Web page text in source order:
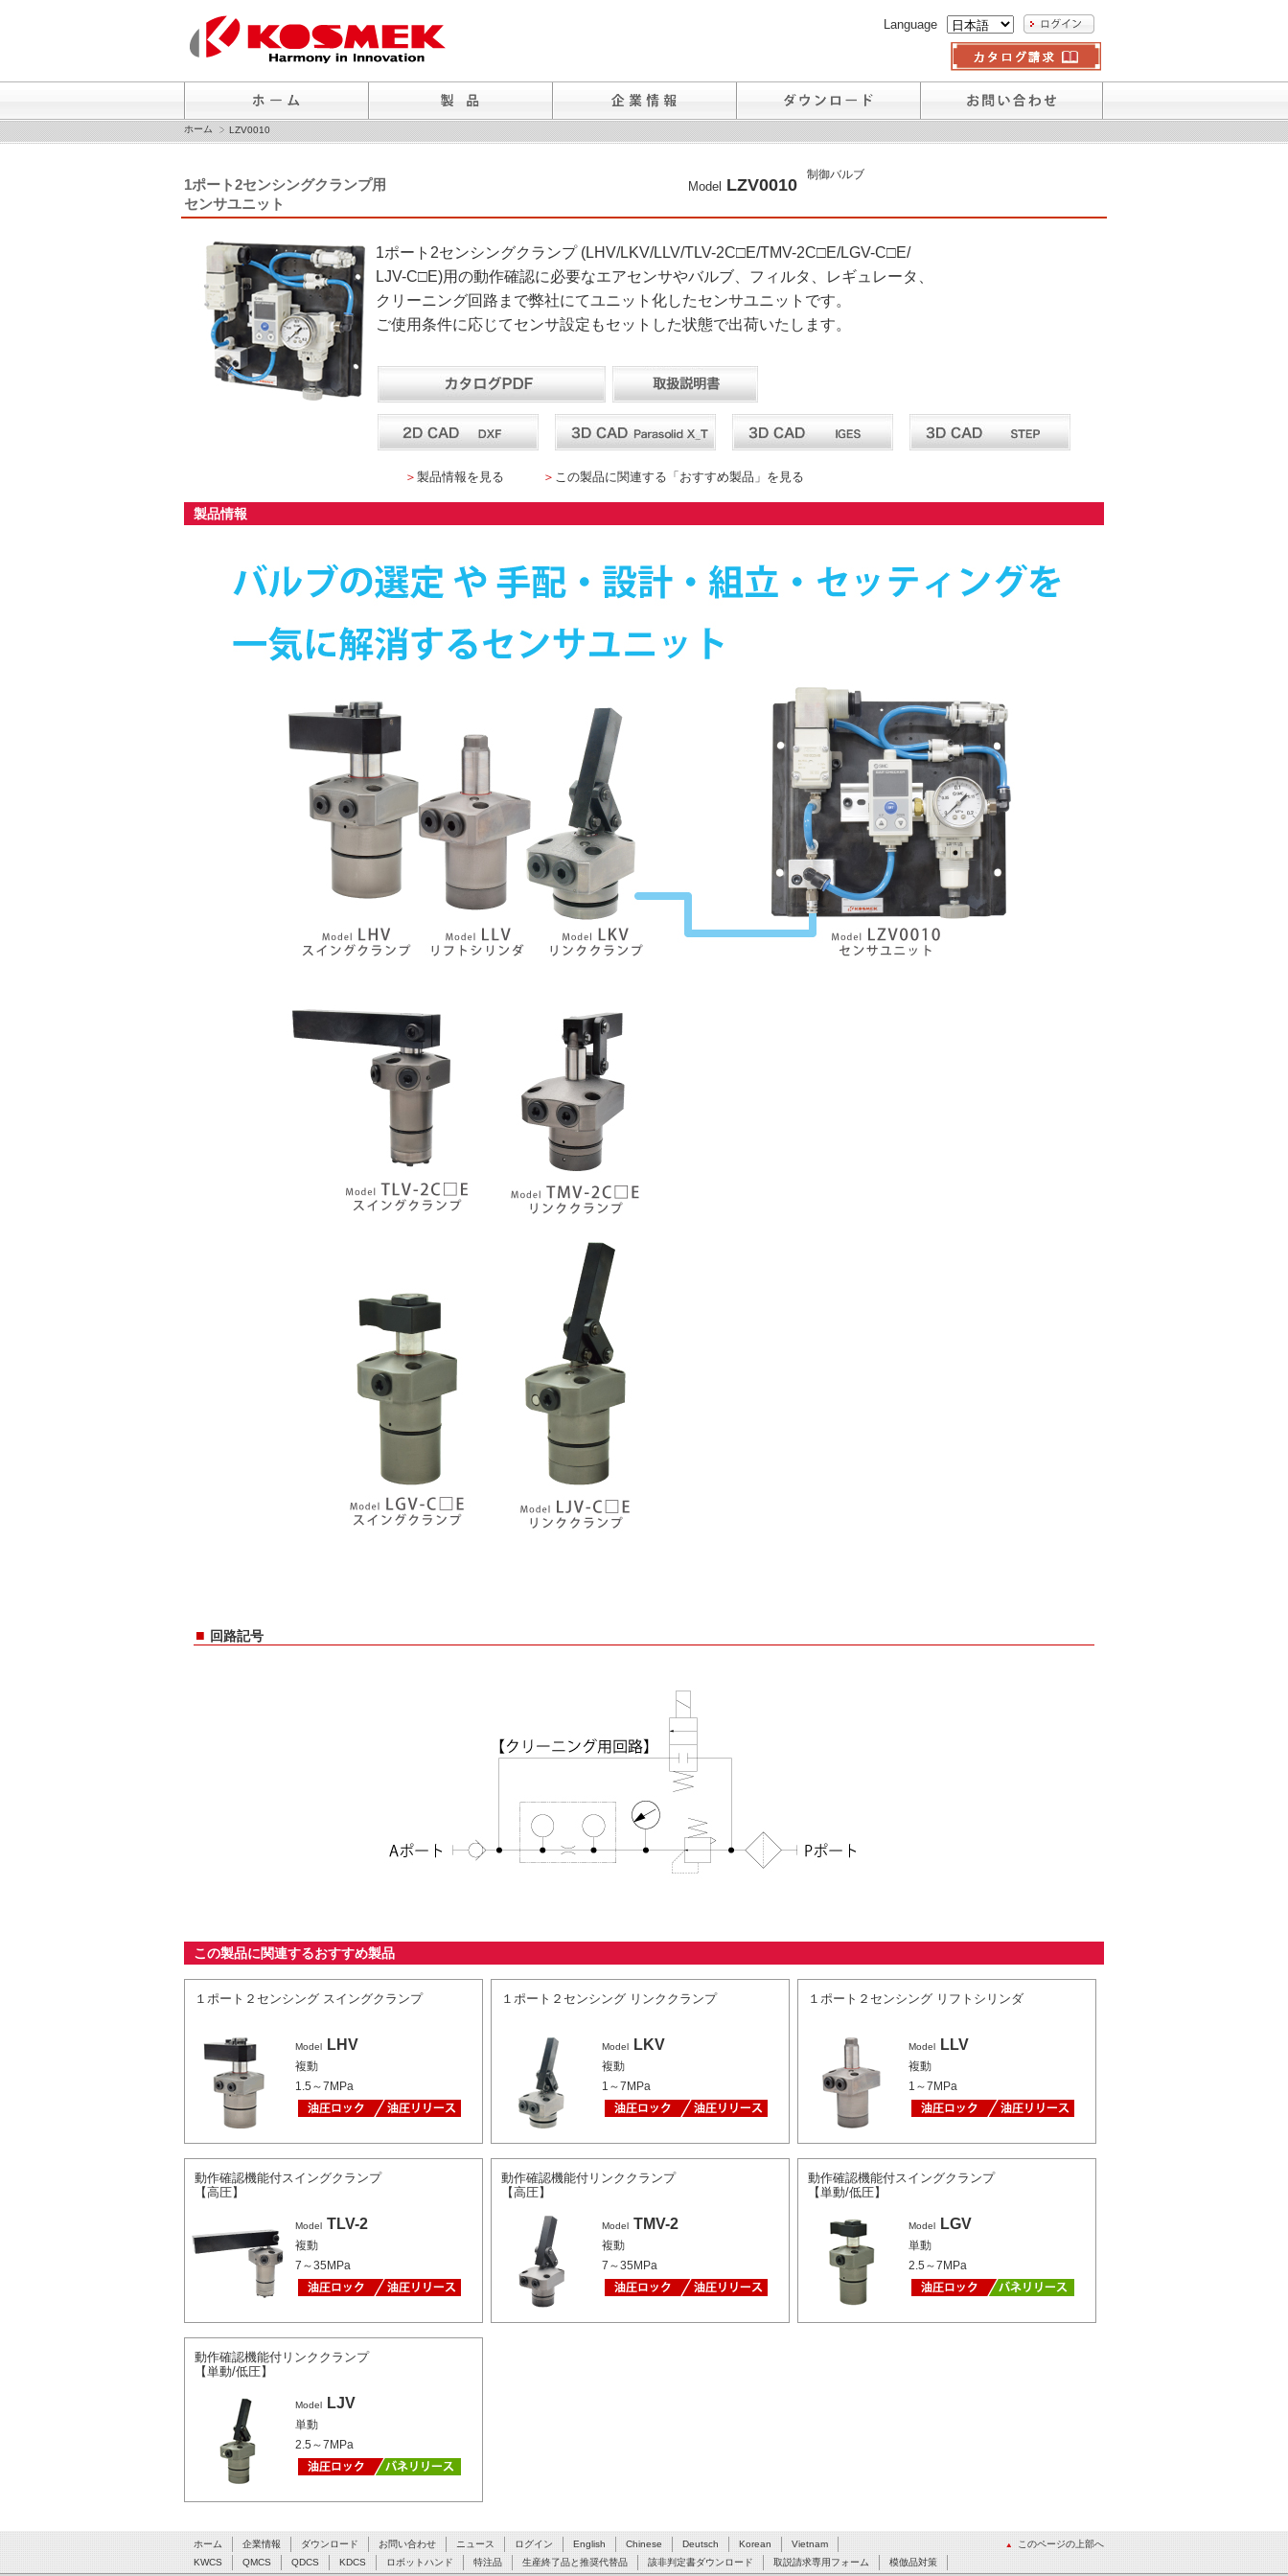
Language
ホーム LZV0010
1ポート2センシングクランプ用
センサユニット
Model LZV0010
制御バルブ
1ポート2センシングクランプ (LHV/LKV/LLV/TLV-2C□E/TMV-2C□E/LGV-C□E/
LJV-C□E)用の動作確認に必要なエアセンサやバルブ、フィルタ、レギュレータ、
クリーニング回路まで弊社にてユニット化したセンサユニットです。
ご使用条件に応じてセンサ設定もセットした状態で出荷いたします。
＞ 製品情報を見る ＞ この製品に関連する「おすすめ製品」を見る
製品情報
■ 回路記号
この製品に関連するおすすめ製品
１ポート２センシング スイングクランプ
Model LHV
複動
1.5～7MPa
１ポート２センシング リンククランプ
Model LKV
複動
1～7MPa
１ポート２センシング リフトシリンダ
Model LLV
複動
1～7MPa
動作確認機能付スイングクランプ
【高圧】
Model TLV-2
複動
7～35MPa
動作確認機能付リンククランプ
【高圧】
Model TMV-2
複動
7～35MPa
動作確認機能付スイングクランプ
【単動/低圧】
Model LGV
単動
2.5～7MPa
動作確認機能付リンククランプ
【単動/低圧】
Model LJV
単動
2.5～7MPa
このページの上部へ
ホーム 企業情報 ダウンロード お問い合わせ ニュース ログイン English Chinese Deutsch Korean
Vietnam
KWCS
QMCS QDCS KDCS ロボットハンド 特注品 生産終了品と推奨代替品 該非判定書ダウンロード 取説請求専用フォーム 模倣品対策